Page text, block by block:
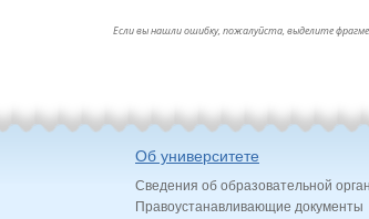
Если вы нашли ошибку, пожалуйста, выделите
Об университете
Сведения об образовательной
Правоустанавливающие документы